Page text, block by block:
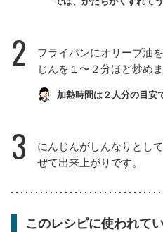
2
フライパンにオリーブ油
じんを１〜２分ほど炒めま
加熱時間は２人分の目安
3
にんじんがしんなりとし
ぜて出来上がりです。
このレシピに使われて